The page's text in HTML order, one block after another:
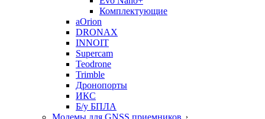
Комплектующие
aOrion
DRONAX
INNOIT
Supercam
Teodrone
Trimble
Дронопорты
ИКС
Б/у БПЛА
Модемы для GNSS приемников